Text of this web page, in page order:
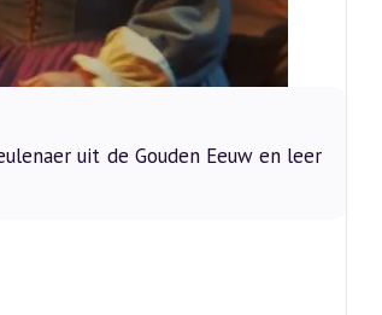
uit de Gouden Eeuw en leer